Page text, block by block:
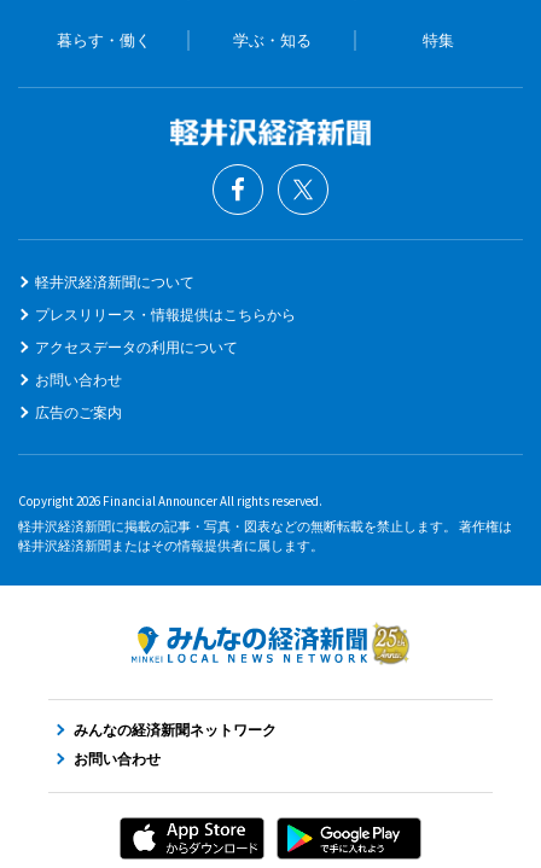
暮らす・働く 学ぶ・知る 特集
軽井沢経済新聞について
プレスリリース・情報提供はこちらから
アクセスデータの利用について
お問い合わせ
広告のご案内
Copyright 2026 Financial Announcer All rights reserved.
軽井沢経済新聞に掲載の記事・写真・図表などの無断転載を禁止します。 著作権は
軽井沢経済新聞またはその情報提供者に属します。
みんなの経済新聞ネットワーク
お問い合わせ